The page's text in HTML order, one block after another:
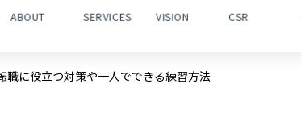
ABOUT SERVICES VISION CSR
に役立つ対策や一人でできる練習方法